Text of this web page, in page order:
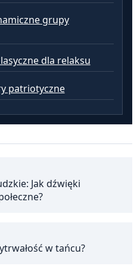
grupy
dla relaksu
patriotyczne
Jak dźwięki
w tańcu?